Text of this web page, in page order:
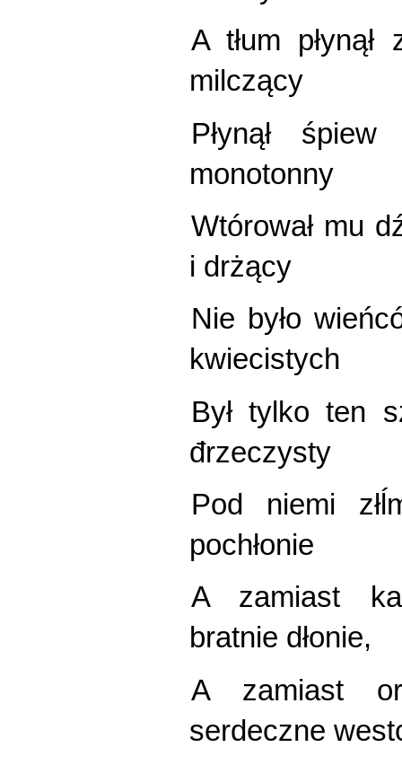
A tłum
milczący
Płynął
monotonny
Wtórował mu
i drżący
Nie było
kwiecistych
Był tylko ten
đrzeczysty
Pod niemi
pochłonie
A zamiast
bratnie dłonie,
A zamiast
serdeczne